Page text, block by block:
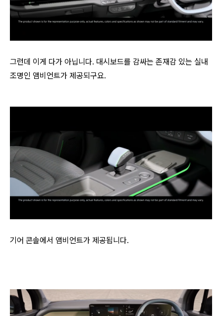
그런데 이게 다가 아닙니다. 대시보드를 감싸는 존재감 있는 실내
조명인 앰비언트가 제공되구요.
기어 콘솔에서 앰비언트가 제공됩니다.